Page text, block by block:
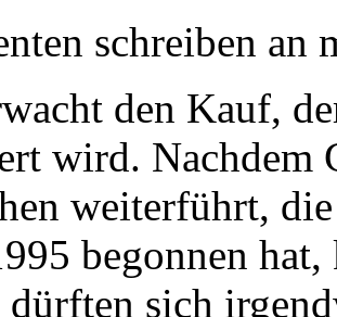
schreiben
den Kauf,
wird. Nachdem
weiterführt,
begonnen
dürften sich